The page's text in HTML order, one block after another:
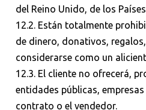
del Reino Unido, de los
12.2. Están totalmente
de dinero, donativos,
considerarse como un
12.3. El cliente no ofrecerá,
entidades públicas,
contrato o el vendedor.